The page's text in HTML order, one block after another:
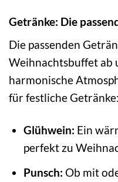
Getränke: Die
Die passenden
Weihnachtsbuffet ab
harmonische
für festliche Getränke:
Glühwein: Ein
perfekt zu
Punsch: Ob mit